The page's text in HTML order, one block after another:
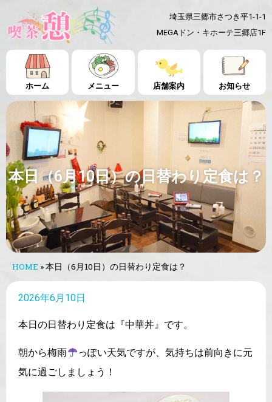
埼玉県三郷市さつき平1-1-1
MEGAドン・キホーテ三郷店1F
ホーム メニュー 店舗案内 お知らせ
本日（6月10日）の日替わり定食は？
HOME »本日（6月10日）の日替わり定食は？
2026年6月10日
本日の日替わり定食は『中華丼』です。
朝から梅雨
っぽい天気ですが、気持ちは前向きに元
気に過ごしましょう！